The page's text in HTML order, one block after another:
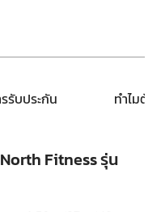
รับประกัน ทำไมต้
Fitness รุ่น